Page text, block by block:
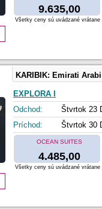
9.635,00
Všetky ceny sú uvádzané
KARIBIK: Emirati
EXPLORA I
Odchod:
Štvrtok 23
Príchod:
Štvrtok 30
OCEAN SUITES
4.485,00
Všetky ceny sú uvádzané